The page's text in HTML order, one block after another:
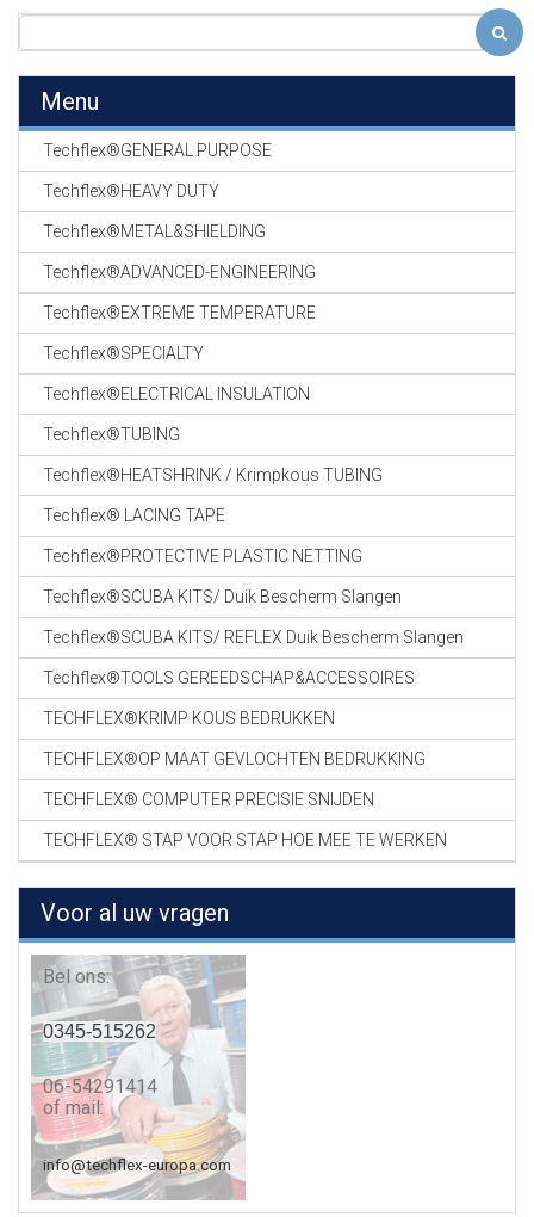
Menu
Techflex®GENERAL PURPOSE
Techflex®HEAVY DUTY
Techflex®METAL&SHIELDING
Techflex®ADVANCED-ENGINEERING
Techflex®EXTREME TEMPERATURE
Techflex®SPECIALTY
Techflex®ELECTRICAL INSULATION
Techflex®TUBING
Techflex®HEATSHRINK / Krimpkous TUBING
Techflex® LACING TAPE
Techflex®PROTECTIVE PLASTIC NETTING
Techflex®SCUBA KITS/ Duik Bescherm Slangen
Techflex®SCUBA KITS/ REFLEX Duik Bescherm Slangen
Techflex®TOOLS GEREEDSCHAP&ACCESSOIRES
TECHFLEX®KRIMP KOUS BEDRUKKEN
TECHFLEX®OP MAAT GEVLOCHTEN BEDRUKKING
TECHFLEX® COMPUTER PRECISIE SNIJDEN
TECHFLEX® STAP VOOR STAP HOE MEE TE WERKEN
Voor al uw vragen
Bel ons:
0345-515262
06-54291414
of mail:
info@techflex-europa.com